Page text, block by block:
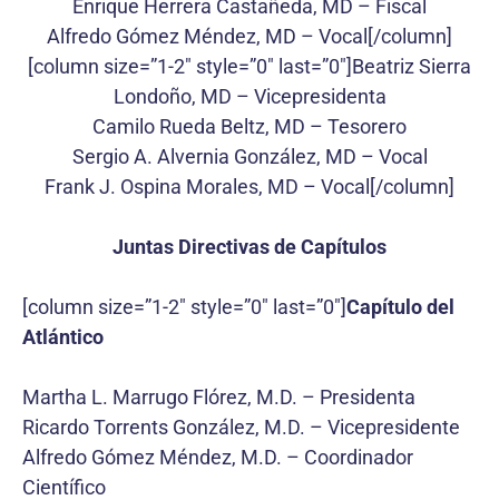
Enrique Herrera Castañeda, MD – Fiscal
Alfredo Gómez Méndez, MD – Vocal[/column]
[column size=”1-2″ style=”0″ last=”0″]Beatriz Sierra
Londoño, MD – Vicepresidenta
Camilo Rueda Beltz, MD – Tesorero
Sergio A. Alvernia González, MD – Vocal
Frank J. Ospina Morales, MD – Vocal[/column]
Juntas Directivas de Capítulos
[column size=”1-2″ style=”0″ last=”0″]Capítulo del
Atlántico
Martha L. Marrugo Flórez, M.D. – Presidenta
Ricardo Torrents González, M.D. – Vicepresidente
Alfredo Gómez Méndez, M.D. – Coordinador
Científico